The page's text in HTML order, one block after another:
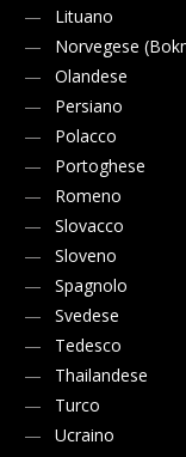
Lituano
Norvegese
Olandese
Persiano
Polacco
Portoghese
Romeno
Slovacco
Sloveno
Spagnolo
Svedese
Tedesco
Thailandese
Turco
Ucraino